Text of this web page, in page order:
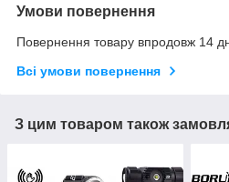
Умови повернення
Повернення товару впродовж 14
Всі умови повернення
З цим товаром також